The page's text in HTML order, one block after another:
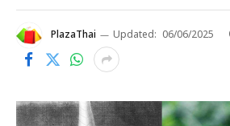
PlazaThai Updated: 06/06/2025